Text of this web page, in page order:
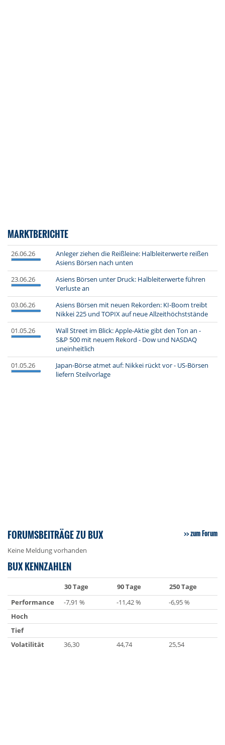
MARKTBERICHTE
26.06.26
Anleger ziehen die Reißleine: Halbleiterwerte reißen
Asiens Börsen nach unten
23.06.26
Asiens Börsen unter Druck: Halbleiterwerte führen
Verluste an
03.06.26
Asiens Börsen mit neuen Rekorden: KI-Boom treibt
Nikkei 225 und TOPIX auf neue Allzeithöchststände
01.05.26
Wall Street im Blick: Apple-Aktie gibt den Ton an -
S&P 500 mit neuem Rekord - Dow und NASDAQ
uneinheitlich
01.05.26
Japan-Börse atmet auf: Nikkei rückt vor - US-Börsen
liefern Steilvorlage
FORUMSBEITRÄGE ZU BUX zum Forum
Keine Meldung vorhanden
BUX KENNZAHLEN
30 Tage 90 Tage
250 Tage
Performance
-7,91 % -11,42 %
-6,95 %
Hoch
Tief
Volatilität
36,30 44,74 25,54